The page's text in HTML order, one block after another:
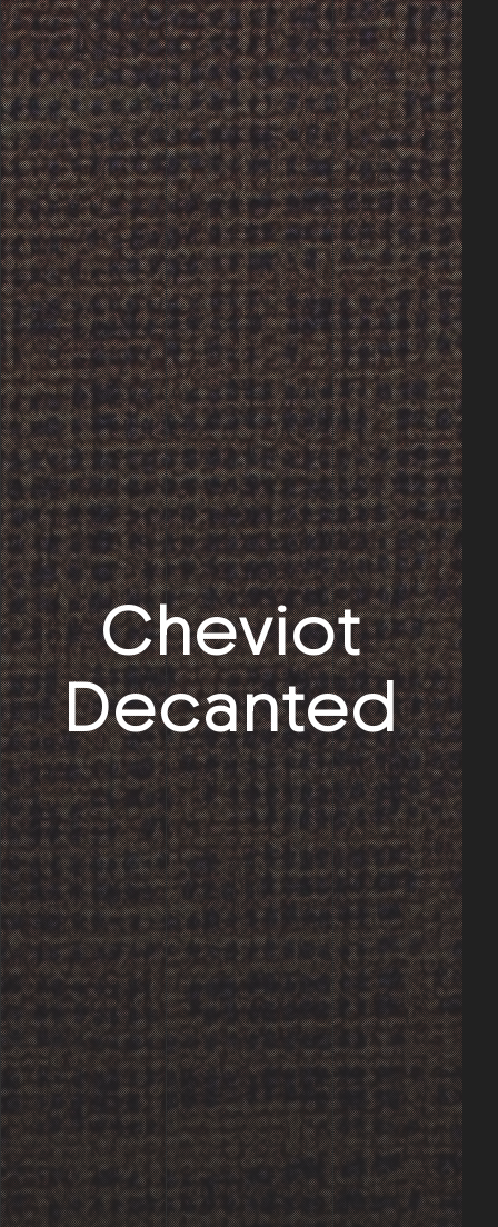
Cheviot
Decanted